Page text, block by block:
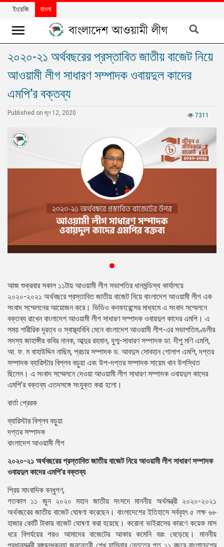
খবর
দলের
নিবন্ধ
বিশেষ
প্রতিবেদন
মতামত
রিলিজ
গ্যালারি
বিএনপি-
জামায়াত
সহিংসতা
সংগঠন
নির্বাচনী
ইশতেহার
ইংরেজি বাংলা
২০২০-২১ অর্থবছরের প্রস্তাবিত জাতীয় বাজেট নিয়ে
আওয়ামী লীগ সাধারণ সম্পাদক ওবায়দুল কাদের
এমপি’র বক্তব্য
7311
Published on জুন 12, 2020
আজ শুক্রবার সকাল ১১টায় আওয়ামী লীগ সভাপতির ধানমন্ডিস্থ কার্যালয়ে
২০২০-২০২১ অর্থবছরে প্রস্তাবিত জাতীয় বাজেট নিয়ে বাংলাদেশ আওয়ামী লীগ এক
সংবাদ সম্মেলনের আয়োজন করে। ভিডিও কনফারেন্সের মাধ্যমে এ সংবাদ সম্মেলনে
বক্তব্য রাখেন বাংলাদেশ আওয়ামী লীগ সাধারণ সম্পাদক ওবায়দুল কাদের এমপি। এ
সময় শারীরিক দূরত্ব ও স্বাস্থ্যবিধি মেনে বাংলাদেশ আওয়ামী লীগ-এর সভাপতিমণ্ডলীর
সদস্য জাহাঙ্গীর কবির নানক, আব্দুর রহমান, যুগ্ম-সাধারণ সম্পাদক ডা. দীপু মণি এমপি,
আ. ফ. ম বাহাউদ্দিন নাছিম, প্রচার সম্পাদক ড. আবদুস সোবহান গোলাপ এমপি, দপ্তর
সম্পাদক ব্যারিস্টার বিপ্লব বড়ুয়া এবং উপ-দপ্তর সম্পাদক সায়েম খান উপস্থিত
ছিলেন। এ সংবাদ সম্মেলনে দেওয়া আওয়ামী লীগ সাধারণ সম্পাদক ওবায়দুল কাদের
এমপি’র বক্তব্য এতদসঙ্গে সংযুক্ত করা হলো।
বার্তা প্রেরক
ব্যারিস্টার বিপ্লব বড়ুয়া
দপ্তর সম্পাদক
বাংলাদেশ আওয়ামী লীগ
২০২০-২১ অর্থবছরের প্রস্তাবিত জাতীয় বাজেট নিয়ে আওয়ামী লীগ সাধারণ সম্পাদক
ওবায়দুল কাদের এমপি’র বক্তব্য
প্রিয় সাংবাদিক বন্ধুগণ,
গতকাল ১১ জুন ২০২০ মহান জাতীয় সংসদে মাননীয় অর্থমন্ত্রী ২০২০-২০২১
অর্থবছরের জাতীয় বাজেট ঘোষণা করেছেন। বাংলাদেশের ইতিহাসে সর্ববৃহৎ ৫ লক্ষ ৬৮
হাজার কোটি টাকার বাজেট ঘোষণা করা হয়েছে। করোনা ভাইরাসের কারণে কয়েক মাস
ধরে বিপর্যয়ের পরও আমাদের বাজেটের আকার কমেনি বরং বেড়েছে। মাননীয়